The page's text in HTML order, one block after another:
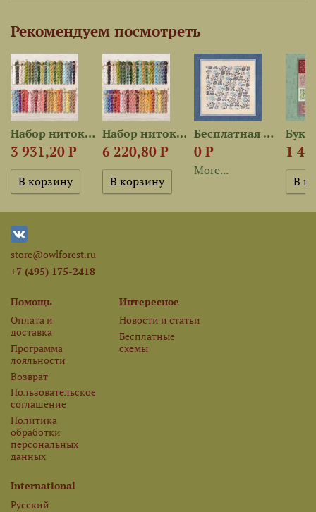
Рекомендуем посмотреть
Набор ниток OwlForest для...
3 931,20 ₽
Набор ниток OwlForest для...
6 220,80 ₽
Бесплатная схема для...
0 ₽
More...
1
store@owlforest.ru
+7 (495) 175-2418
Помощь
Оплата и
доставка
Программа
лояльности
Возврат
Пользовательское
соглашение
Политика
обработки
персональных
данных
Интересное
Новости и статьи
Бесплатные
схемы
International
Русский